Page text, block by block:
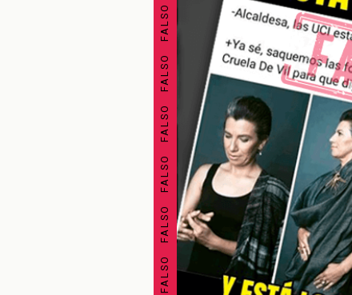
FALSO FALSO FALSO FALSO FALSO FALSO FALSO FALSO